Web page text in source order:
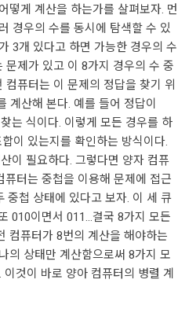
떻게 계산을 하는가를 살펴보자. 먼
경우의 수를 동시에 탐색할 수 있
3개 있다고 하면 가능한 경우의 수
제가 있고 이 8가지 경우의 수 중
퓨터는 이 문제의 정답을 찾기 위
계산해 본다. 예를 들어 정답이
는 식이다. 이렇게 모든 경우를 하
이 있는지를 확인하는 방식이다.
이 필요하다. 그렇다면 양자 컴퓨
터는 중첩을 이용해 문제에 접근
중첩 상태에 있다고 보자. 이 세 큐
010이면서 011…결국 8가지 모든
컴퓨터가 8번의 계산을 해야하는
의 상태만 계산함으로써 8가지 모
것이 바로 양아 컴퓨터의 병렬 계